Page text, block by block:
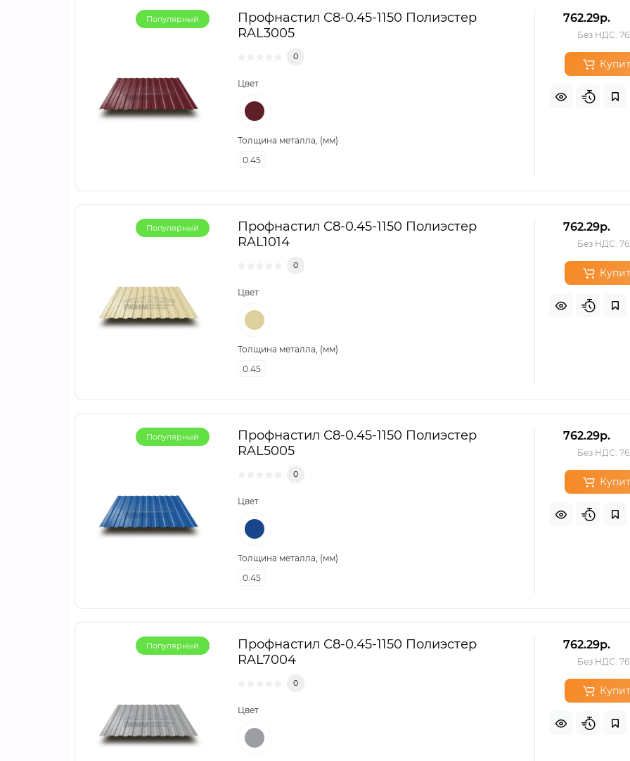
Популярный
Профнастил С8-0.45-1150 Полиэстер
RAL3005
Цвет
Толщина металла, (мм)
0.45
0
762.29р.
Без НДС:
Популярный
Профнастил С8-0.45-1150 Полиэстер
RAL1014
Цвет
Толщина металла, (мм)
0.45
0
762.29р.
Без НДС:
Популярный
Профнастил С8-0.45-1150 Полиэстер
RAL5005
Цвет
Толщина металла, (мм)
0.45
0
762.29р.
Без НДС:
Популярный
Профнастил С8-0.45-1150 Полиэстер
RAL7004
Цвет
0
762.29р.
Без НДС: